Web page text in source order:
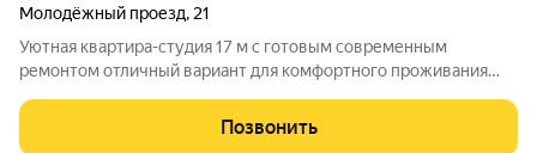
Молодёжный проезд, 21
Уютная квартира-студия 17 м с готовым современным
ремонтом отличный вариант для комфортного проживания
установлена новая входная дверь и стеклопакет, заменен
радиатор отопления, выровнены
Позвонить